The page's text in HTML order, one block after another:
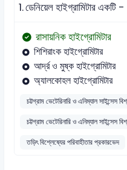
1.ডেনিয়েল হাইগ্রামিটার একটি -
রাসায়নিক হাইগ্রোমিটার
শিশিরাংক হাইগ্রোমিটার
আর্দ্র ও মুষ্ক হাইগ্রোমিটার
অ্যালকোহল হাইগ্রোমিটার
চট্টগ্রাম ভেটেরিনারি ও এনিম্যাল সাইন্সেস
চট্টগ্রাম ভেটেরিনারি ও এনিম্যাল সাইন্সেস
তড়িৎ বিশ্লেষ্যের পরিবাহীতার প্রকারভেদ